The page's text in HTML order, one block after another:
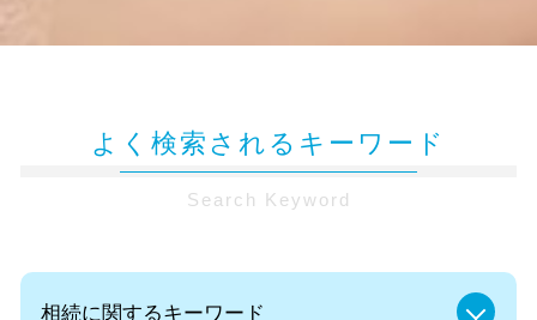
よく検索されるキーワード
Search Keyword
相続に関するキーワード